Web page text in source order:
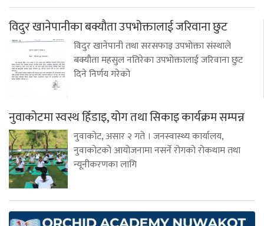
विदुर खानेपानीका बक्यौता उपभोक्तालाई जरिवाना छुट
विदुर खानेपानी तथा सरसफाइ उपभोक्ता संस्थाले
बक्यौता महसुल नतिरेका उपभोक्तालाई जरिवाना छुट
दिने निर्णय गरेको
नुवाकोटमा स्वस्थ हिँडाइ, योग तथा सिकाइ कार्यक्रम सम्पन्न
नुवाकोट, असार २ गते । जनस्वास्थ्य कार्यालय,
नुवाकोटको आयोजनामा नसर्ने रोगको रोकथाम तथा
न्यूनीकरणका लागि